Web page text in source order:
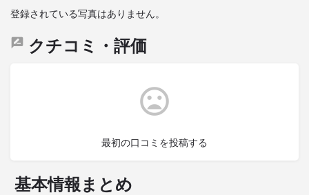
登録されている写真はありません。
クチコミ・評価
最初の口コミを投稿する
基本情報まとめ